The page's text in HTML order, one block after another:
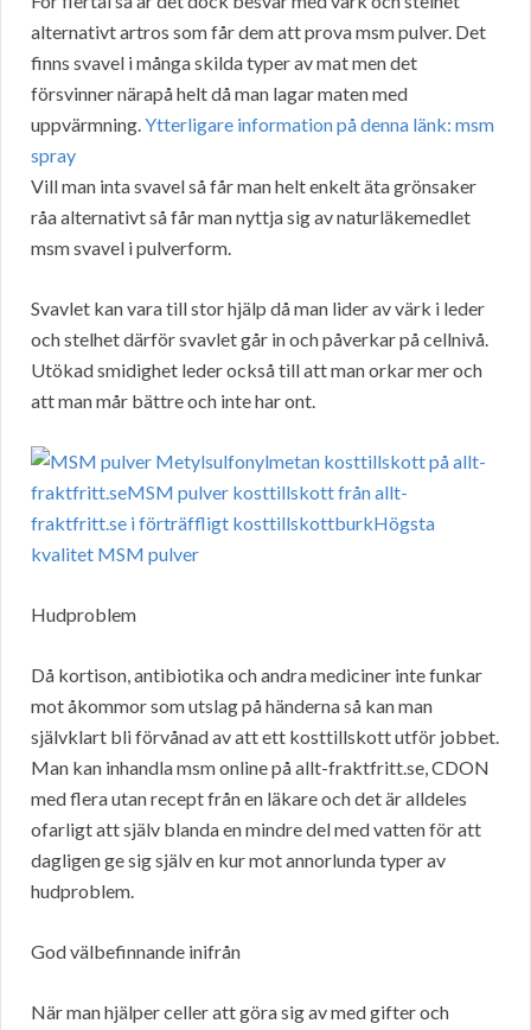
alternativt artros som får dem att prova msm pulver. Det
finns svavel i många skilda typer av mat men det
försvinner närapå helt då man lagar maten med
uppvärmning.Ytterligare information på denna länk: msm
spray
Vill man inta svavel så får man helt enkelt äta grönsaker
råa alternativt så får man nyttja sig av naturläkemedlet
msm svavel i pulverform.
Svavlet kan vara till stor hjälp då man lider av värk i leder
och stelhet därför svavlet går in och påverkar på cellnivå.
Utökad smidighet leder också till att man orkar mer och
att man mår bättre och inte har ont.
Hudproblem
Då kortison, antibiotika och andra mediciner inte funkar
mot åkommor som utslag på händerna så kan man
självklart bli förvånad av att ett kosttillskott utför jobbet.
Man kan inhandla msm online på allt-fraktfritt.se, CDON
med flera utan recept från en läkare och det är alldeles
ofarligt att själv blanda en mindre del med vatten för att
dagligen ge sig själv en kur mot annorlunda typer av
hudproblem.
God välbefinnande inifrån
När man hjälper celler att göra sig av med gifter och